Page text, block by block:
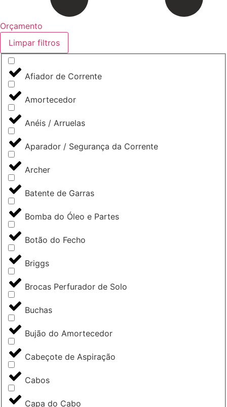
Orçamento
Limpar filtros
Afiador de Corrente
Amortecedor
Anéis / Arruelas
Aparador / Segurança da Corrente
Archer
Batente de Garras
Bomba do Óleo e Partes
Botão do Fecho
Briggs
Brocas Perfurador de Solo
Buchas
Bujão do Amortecedor
Cabeçote de Aspiração
Cabos
Capa do Cabo